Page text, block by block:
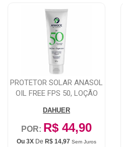
PROTETOR SOLAR ANASOL
OIL FREE FPS 50, LOÇÃO
DAHUER
POR: R$ 44,90
Ou 3X De R$ 14,97 Sem Juros